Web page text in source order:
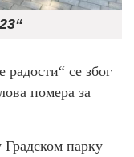
радости“ се због
помера за
парку